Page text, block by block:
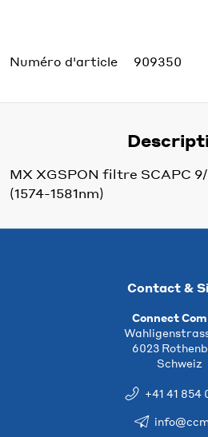
Numéro d'article 909350
MX XGSPON filtre SCAPC 9/
(1574-1581nm)
Contact &
Connect
6023
Schweiz
+41 41 854